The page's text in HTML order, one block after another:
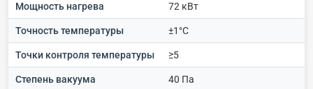
Мощность нагрева 72 кВт
Точность температуры ±1°C
Точки контроля температуры ≥5
Степень вакуума 40 Па